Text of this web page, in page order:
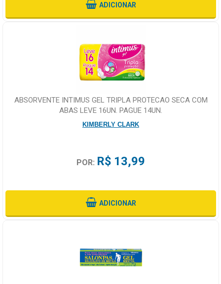
ADICIONAR
ABSORVENTE INTIMUS GEL TRIPLA PROTECAO SECA COM
ABAS LEVE 16UN. PAGUE 14UN.
KIMBERLY CLARK
POR: R$ 13,99
ADICIONAR